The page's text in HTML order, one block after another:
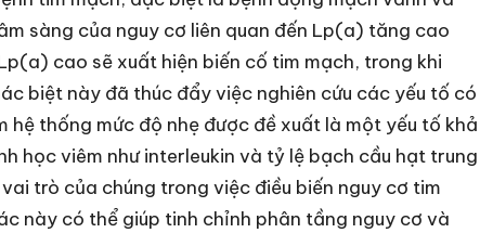
sàng của nguy cơ liên quan đến Lp(a) tăng cao
cao sẽ xuất hiện biến cố tim mạch, trong khi
biệt này đã thúc đẩy việc nghiên cứu các yếu tố có
thống mức độ nhẹ được đề xuất là một yếu tố khả
học viêm như interleukin và tỷ lệ bạch cầu hạt trung
trò của chúng trong việc điều biến nguy cơ tim
này có thể giúp tinh chỉnh phân tầng nguy cơ và